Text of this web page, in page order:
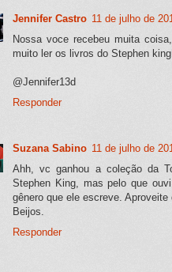
Jennifer Castro 11 de julho de
Nossa voce recebeu muita
muito ler os livros do Stephen
@Jennifer13d
Responder
Suzana Sabino 11 de julho de
Ahh, vc ganhou a coleção da
Stephen King, mas pelo que
gênero que ele escreve.
Beijos.
Responder